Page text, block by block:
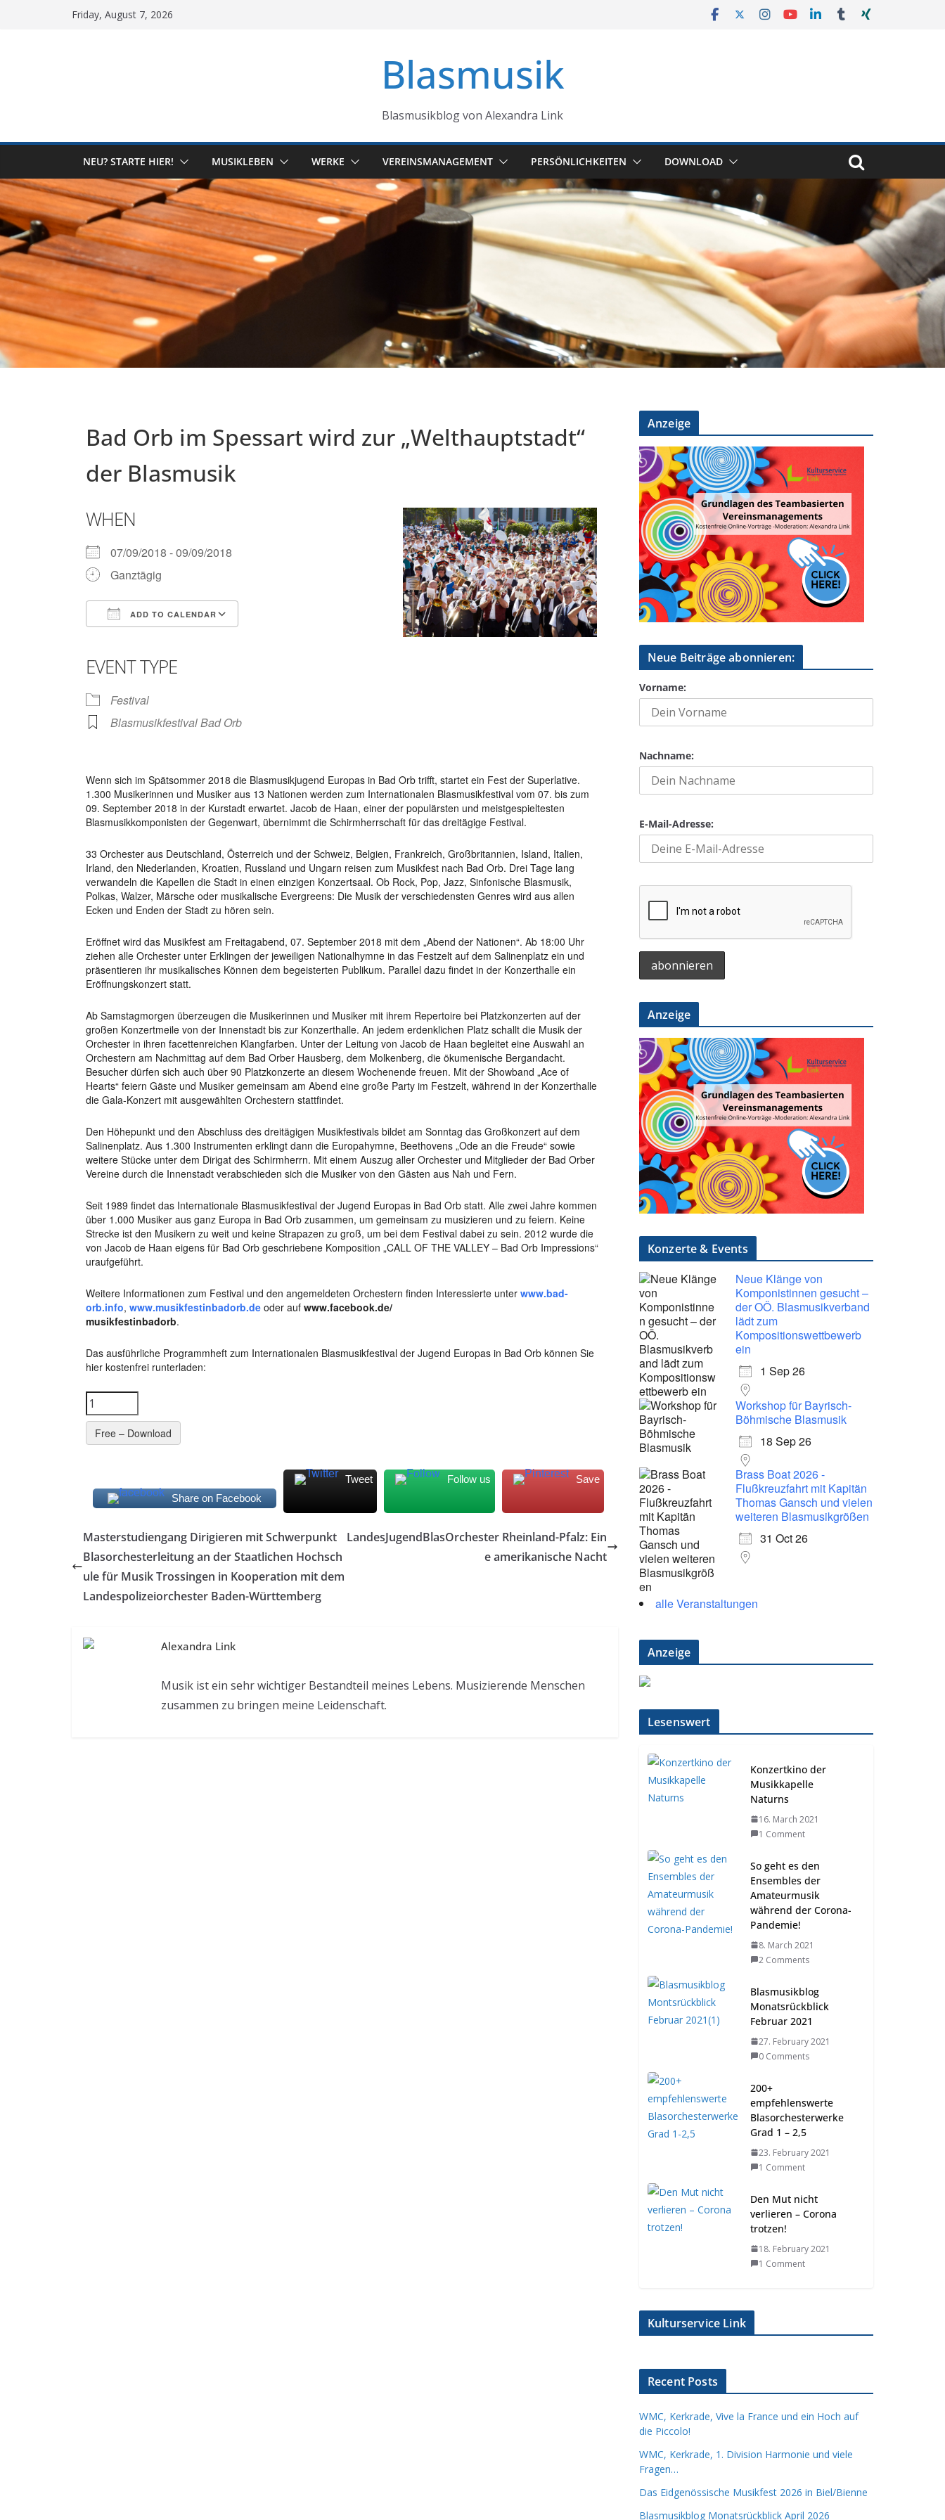
Friday, August 7, 2026
Blasmusik
Blasmusikblog von Alexandra Link
NEU? STARTE HIER! MUSIKLEBEN WERKE VEREINSMANAGEMENT PERSÖNLICHKEITEN DOWNLOAD
Bad Orb im Spessart wird zur „Welthauptstadt“
der Blasmusik
WHEN
07/09/2018 - 09/09/2018
Ganztägig
ADD TO CALENDAR
EVENT TYPE
Festival
Blasmusikfestival Bad Orb
Wenn sich im Spätsommer 2018 die Blasmusikjugend Europas in Bad Orb trifft, startet ein Fest der Superlative.
1.300 Musikerinnen und Musiker aus 13 Nationen werden zum Internationalen Blasmusikfestival vom 07. bis zum
09. September 2018 in der Kurstadt erwartet. Jacob de Haan, einer der populärsten und meistgespieltesten
Blasmusikkomponisten der Gegenwart, übernimmt die Schirmherrschaft für das dreitägige Festival.
33 Orchester aus Deutschland, Österreich und der Schweiz, Belgien, Frankreich, Großbritannien, Island, Italien,
Irland, den Niederlanden, Kroatien, Russland und Ungarn reisen zum Musikfest nach Bad Orb. Drei Tage lang
verwandeln die Kapellen die Stadt in einen einzigen Konzertsaal. Ob Rock, Pop, Jazz, Sinfonische Blasmusik,
Polkas, Walzer, Märsche oder musikalische Evergreens: Die Musik der verschiedensten Genres wird aus allen
Ecken und Enden der Stadt zu hören sein.
Eröffnet wird das Musikfest am Freitagabend, 07. September 2018 mit dem „Abend der Nationen“. Ab 18:00 Uhr
ziehen alle Orchester unter Erklingen der jeweiligen Nationalhymne in das Festzelt auf dem Salinenplatz ein und
präsentieren ihr musikalisches Können dem begeisterten Publikum. Parallel dazu findet in der Konzerthalle ein
Eröffnungskonzert statt.
Ab Samstagmorgen überzeugen die Musikerinnen und Musiker mit ihrem Repertoire bei Platzkonzerten auf der
großen Konzertmeile von der Innenstadt bis zur Konzerthalle. An jedem erdenklichen Platz schallt die Musik der
Orchester in ihren facettenreichen Klangfarben. Unter der Leitung von Jacob de Haan begleitet eine Auswahl an
Orchestern am Nachmittag auf dem Bad Orber Hausberg, dem Molkenberg, die ökumenische Bergandacht.
Besucher dürfen sich auch über 90 Platzkonzerte an diesem Wochenende freuen. Mit der Showband „Ace of
Hearts“ feiern Gäste und Musiker gemeinsam am Abend eine große Party im Festzelt, während in der Konzerthalle
die Gala-Konzert mit ausgewählten Orchestern stattfindet.
Den Höhepunkt und den Abschluss des dreitägigen Musikfestivals bildet am Sonntag das Großkonzert auf dem
Salinenplatz. Aus 1.300 Instrumenten erklingt dann die Europahymne, Beethovens „Ode an die Freude“ sowie
weitere Stücke unter dem Dirigat des Schirmherrn. Mit einem Auszug aller Orchester und Mitglieder der Bad Orber
Vereine durch die Innenstadt verabschieden sich die Musiker von den Gästen aus Nah und Fern.
Seit 1989 findet das Internationale Blasmusikfestival der Jugend Europas in Bad Orb statt. Alle zwei Jahre kommen
über 1.000 Musiker aus ganz Europa in Bad Orb zusammen, um gemeinsam zu musizieren und zu feiern. Keine
Strecke ist den Musikern zu weit und keine Strapazen zu groß, um bei dem Festival dabei zu sein. 2012 wurde die
von Jacob de Haan eigens für Bad Orb geschriebene Komposition „CALL OF THE VALLEY – Bad Orb Impressions“
uraufgeführt.
Weitere Informationen zum Festival und den angemeldeten Orchestern finden Interessierte unter www.bad-
orb.info, www.musikfestinbadorb.de oder auf www.facebook.de/
musikfestinbadorb.
Das ausführliche Programmheft zum Internationalen Blasmusikfestival der Jugend Europas in Bad Orb können Sie
hier kostenfrei runterladen:
Free – Download
Share on Facebook
Tweet Follow us Save
Masterstudiengang Dirigieren mit Schwerpunkt
Blasorchesterleitung an der Staatlichen Hochsch
ule für Musik Trossingen in Kooperation mit dem
Landespolizeiorchester Baden-Württemberg
LandesJugendBlasOrchester Rheinland-Pfalz: Ein
e amerikanische Nacht
Alexandra Link
Musik ist ein sehr wichtiger Bestandteil meines Lebens. Musizierende Menschen
zusammen zu bringen meine Leidenschaft.
Anzeige
Neue Beiträge abonnieren:
Vorname:
Nachname:
E-Mail-Adresse:
Anzeige
Konzerte & Events
Neue Klänge von
Komponistinnen gesucht –
der OÖ. Blasmusikverband
lädt zum
Kompositionswettbewerb
ein
1 Sep 26
Workshop für Bayrisch-
Böhmische Blasmusik
18 Sep 26
Brass Boat 2026 -
Flußkreuzfahrt mit Kapitän
Thomas Gansch und vielen
weiteren Blasmusikgrößen
31 Oct 26
alle Veranstaltungen
Anzeige
Lesenswert
Konzertkino der
Musikkapelle
Naturns
16. March 2021
1 Comment
So geht es den
Ensembles der
Amateurmusik
während der Corona-
Pandemie!
8. March 2021
2 Comments
Blasmusikblog
Monatsrückblick
Februar 2021
27. February 2021
0 Comments
200+
empfehlenswerte
Blasorchesterwerke
Grad 1 – 2,5
23. February 2021
1 Comment
Den Mut nicht
verlieren – Corona
trotzen!
18. February 2021
1 Comment
Kulturservice Link
Recent Posts
WMC, Kerkrade, Vive la France und ein Hoch auf
die Piccolo!
WMC, Kerkrade, 1. Division Harmonie und viele
Fragen…
Das Eidgenössische Musikfest 2026 in Biel/Bienne
Blasmusikblog Monatsrückblick April 2026